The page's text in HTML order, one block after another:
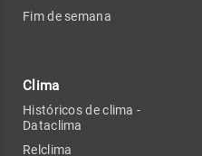
Fim de semana
Clima
Históricos de clima -
Dataclima
Relclima